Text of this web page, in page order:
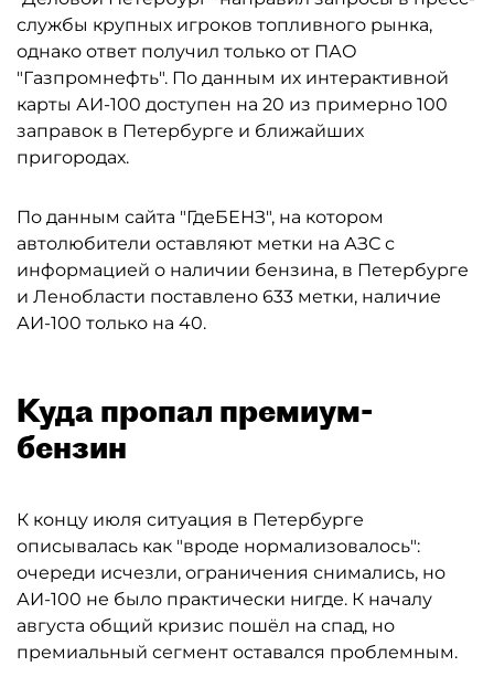
службы крупных игроков топливного рынка,
однако ответ получил только от ПАО
"Газпромнефть". По данным их интерактивной
карты АИ-100 доступен на 20 из примерно 100
заправок в Петербурге и ближайших
пригородах.
По данным сайта "ГдеБЕНЗ", на котором
автолюбители оставляют метки на АЗС с
информацией о наличии бензина, в Петербурге
и Ленобласти поставлено 633 метки, наличие
АИ-100 только на 40.
Куда пропал премиум-
бензин
К концу июля ситуация в Петербурге
описывалась как "вроде нормализовалось":
очереди исчезли, ограничения снимались, но
АИ-100 не было практически нигде. К началу
августа общий кризис пошёл на спад, но
премиальный сегмент оставался проблемным.